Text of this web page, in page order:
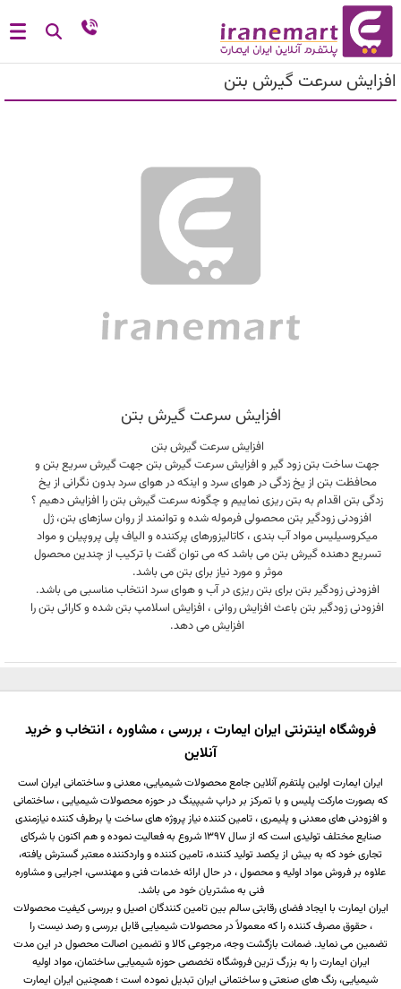
افزایش سرعت گیرش بتن
افزایش سرعت گیرش بتن
افزایش سرعت گیرش بتن
جهت ساخت بتن زود گیر و افزایش سرعت گیرش بتن جهت گیرش سریع بتن و
محافظت بتن از یخ زدگی در هوای سرد و اینکه در هوای سرد بدون نگرانی از یخ
زدگی بتن اقدام به بتن ریزی نماییم و چگونه سرعت گیرش بتن را افزایش دهیم ؟
افزودنی زودگیر بتن محصولی فرموله شده و توانمند از روان سازهای بتن، ژل
میکروسیلیس مواد آب بندی ، کاتالیزورهای پرکننده و الیاف پلی پروپیلن و مواد
تسریع دهنده گیرش بتن می باشد که می توان گفت با ترکیب از چندین محصول
موثر و مورد نیاز برای بتن می باشد.
افزودنی زودگیر بتن برای بتن ریزی در آب و هوای سرد انتخاب مناسبی می باشد.
افزودنی زودگیر بتن باعث افزایش روانی ، افزایش اسلامپ بتن شده و کارائی بتن را
افزایش می دهد.
فروشگاه اینترنتی ایران ایمارت ، بررسی ، مشاوره ، انتخاب و خرید
آنلاین
ایران ایمارت اولین پلتفرم آنلاین جامع محصولات شیمیایی، معدنی و ساختمانی ایران است
که بصورت مارکت پلیس و با تمرکز بر دراپ شیپینگ در حوزه محصولات شیمیایی ، ساختمانی
و افزودنی های معدنی و پلیمری ، تامین کننده نیاز پروژه های ساخت یا برطرف کننده نیازمندی
صنایع مختلف تولیدی است که از سال 1397 شروع به فعالیت نموده و هم اکنون با شرکای
تجاری خود که به بیش از یکصد تولید کننده، تامین کننده و واردکننده معتبر گسترش یافته،
علاوه بر فروش مواد اولیه و محصول ، در حال ارائه خدمات فنی و مهندسی، اجرایی و مشاوره
فنی به مشتریان خود می باشد.
ایران ایمارت با ایجاد فضای رقابتی سالم بین تامین کنندگان اصیل و بررسی کیفیت محصولات
، حقوق مصرف کننده را که معمولاً در محصولات شیمیایی قابل بررسی و رصد نیست را
تضمین می نماید. ضمانت بازگشت وجه، مرجوعی کالا و تضمین اصالت محصول در این مدت
ایران ایمارت را به بزرگ ترین فروشگاه تخصصی حوزه شیمیایی ساختمان، مواد اولیه
شیمیایی، رنگ های صنعتی و ساختمانی ایران تبدیل نموده است ؛ همچنین ایران ایمارت